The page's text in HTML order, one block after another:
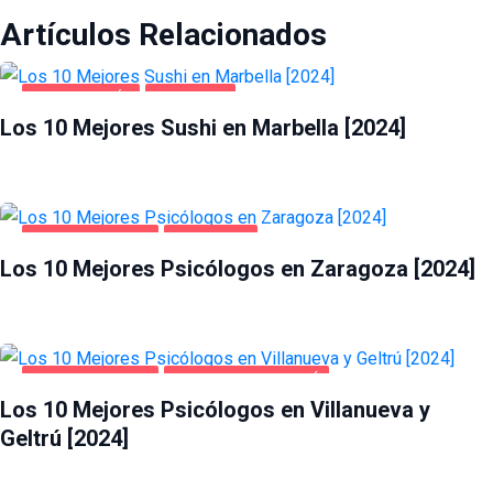
Artículos Relacionados
Los 10 Mejores Sushi en Marbella [2024]
Los 10 Mejores Psicólogos en Zaragoza [2024]
Los 10 Mejores Psicólogos en Villanueva y
Geltrú [2024]